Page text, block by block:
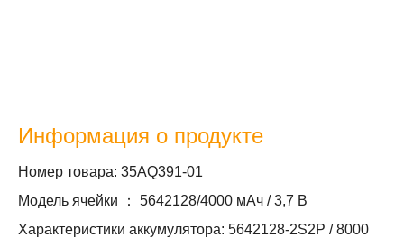
Информация о продукте
Номер товара: 35AQ391-01
Модель ячейки ： 5642128/4000 мАч / 3,7 В
Характеристики аккумулятора: 5642128-2S2P / 8000